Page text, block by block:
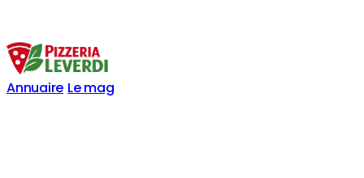
Annuaire Le mag